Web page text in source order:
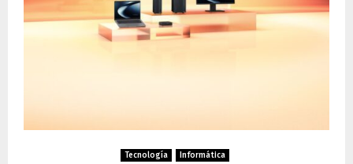
Tecnología Informática